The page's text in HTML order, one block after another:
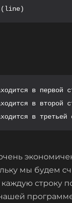
в первой
в второй
в третьей
мы будем
строку